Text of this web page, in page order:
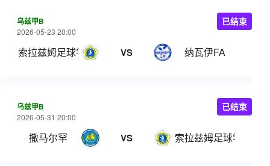
乌兹甲B
2026-05-23 20:00
索拉兹姆足球学院 VS 纳瓦伊FA
已结束
乌兹甲B
2026-05-31 20:00
撒马尔罕 VS 索拉兹姆足球学院
已结束